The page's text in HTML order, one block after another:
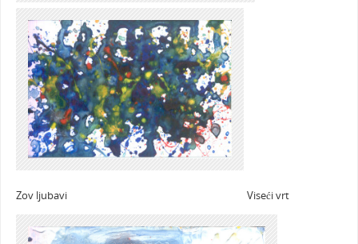
Zov ljubavi Viseći vrt